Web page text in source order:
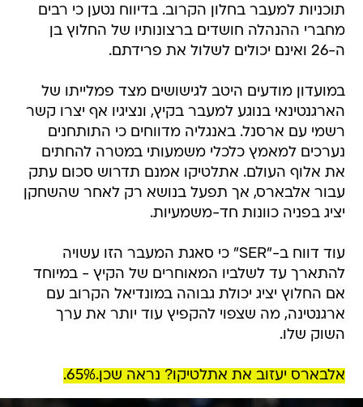
תוכניות למעבר בחלון הקרוב. בדיווח נטען כי רבים
מחברי ההנהלה חושדים ברצונותיו של החלוץ בן
ה-26 ואינם יכולים לשלול את פרידתם.
במועדון מודעים היטב לגישושים מצד פמלייתו של
הארגנטינאי בנוגע למעבר בקיץ, ונציגיו אף יצרו קשר
רשמי עם ארסנל. באנגליה מדווחים כי התותחנים
נערכים למאמץ כלכלי משמעותי במטרה להחתים
את אלוף העולם. אתלטיקו אמנם תדרוש סכום עתק
עבור אלבארס, אך תפעל בנושא רק לאחר שהשחקן
יציג בפניה כוונות חד-משמעיות.
עוד דווח ב-"SER" כי סאגת המעבר הזו עשויה
להתארך עד לשלביו המאוחרים של הקיץ - במיוחד
אם החלוץ יציג יכולת גבוהה במונדיאל הקרוב עם
ארגנטינה, מה שצפוי להקפיץ עוד יותר את ערך
השוק שלו.
אלבארס יעזוב את אתלטיקו? נראה שכן.65%.